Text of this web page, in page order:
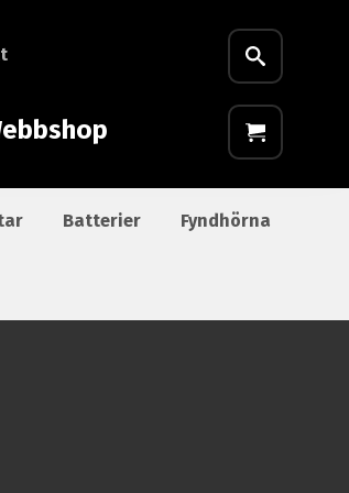
Batterier Fyndhörna